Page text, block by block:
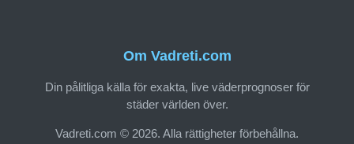
Om Vadreti.com
Din pålitliga källa för exakta, live väderprognoser för
städer världen över.
Vadreti.com © 2026. Alla rättigheter förbehållna.